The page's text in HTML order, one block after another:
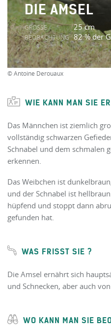
DIE AMSEL
GRÖSSE 25 cm
BEOBACHTUNG 82 % der
© Antoine Derouaux
WIE KANN MAN SIE
Das Männchen ist ziemlich
vollständig schwarzen
Schnabel und dem schmalen
erkennen.
Das Weibchen ist
und der Schnabel ist
hüpfend und stoppt dann
gefunden hat.
WAS FRISST SIE ?
Die Amsel ernährt sich
und Schnecken, aber auch
WO KANN MAN SIE